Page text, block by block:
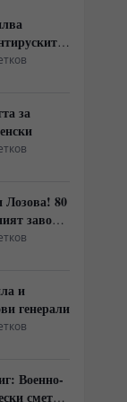
за
Лозова! 80
завод
ли
и
генерали
Военно-
сметки